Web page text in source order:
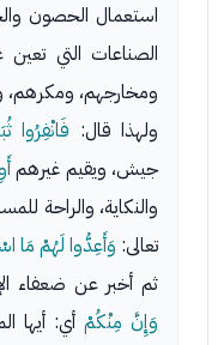
استعمال الحصون
الصناعات التي
ومخارجهم، ومكرهم،
ولهذا قال: فَانْفِرُوا
جيش، ويقيم غيرهم
والنكاية، والراحة
تعالى: وَأَعِدُّوا لَهُمْ مَا
ثم أخبر عن ضعفاء
وَإِنَّ مِنْكُمْأي: أيها